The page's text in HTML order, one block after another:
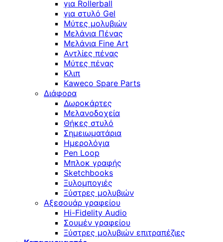
για Rollerball
για στυλό Gel
Μύτες μολυβιών
Μελάνια Πένας
Μελάνια Fine Art
Αντλίες πένας
Μύτες πένας
Κλιπ
Kaweco Spare Parts
Διάφορα
Δωροκάρτες
Μελανοδοχεία
Θήκες στυλό
Σημειωματάρια
Ημερολόγια
Pen Loop
Μπλοκ γραφής
Sketchbooks
Ξυλομπογιές
Ξύστρες μολυβιών
Αξεσουάρ γραφείου
Hi-Fidelity Audio
Σουμέν γραφείου
Ξύστρες μολυβιών επιτραπέζιες